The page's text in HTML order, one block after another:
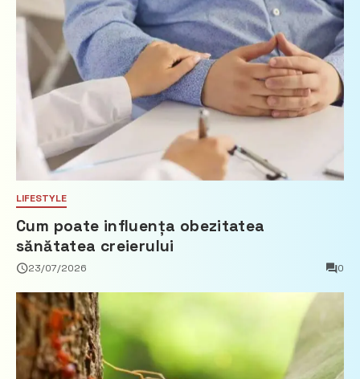
LIFESTYLE
Cum poate influența obezitatea
sănătatea creierului
23/07/2026 0